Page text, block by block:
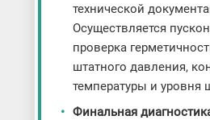
технической
Осуществляется
проверка
штатного давления,
температуры и уровня
Финальная